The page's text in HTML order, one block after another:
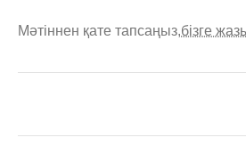
Мәтіннен қате тапсаңыз,бізге